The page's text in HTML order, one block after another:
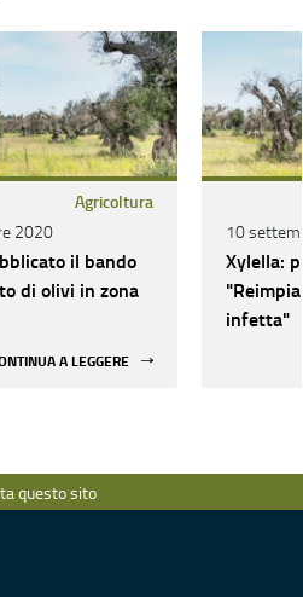
Agricoltura
2020
il bando
di olivi in zona
A LEGGERE
10
Xylella:
infetta"
questo sito